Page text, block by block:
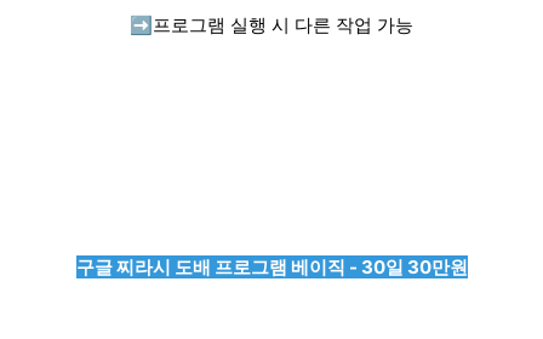
➡️ 프로그램 실행 시 다른 작업 가능
구글 찌라시 도배 프로그램 베이직 - 30일 30만원